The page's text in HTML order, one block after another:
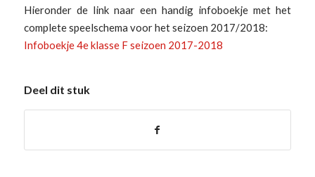
Hieronder de link naar een handig infoboekje met het
complete speelschema voor het seizoen 2017/2018:
Infoboekje 4e klasse F seizoen 2017-2018
Deel dit stuk